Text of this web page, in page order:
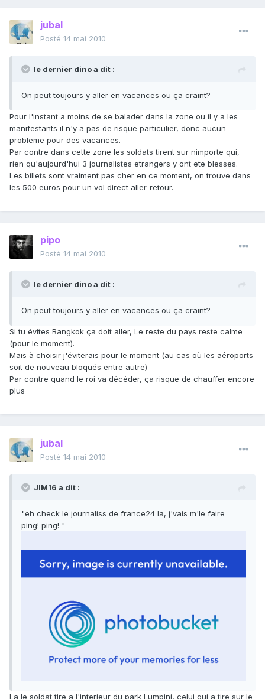
jubal
Posté 14 mai 2010
le dernier dino a dit :
On peut toujours y aller en vacances ou ça craint?
Pour l'instant a moins de se balader dans la zone ou il y a les
manifestants il n'y a pas de risque particulier, donc aucun
probleme pour des vacances.
Par contre dans cette zone les soldats tirent sur nimporte qui,
rien qu'aujourd'hui 3 journalistes etrangers y ont ete blesses.
Les billets sont vraiment pas cher en ce moment, on trouve dans
les 500 euros pour un vol direct aller-retour.
pipo
Posté 14 mai 2010
le dernier dino a dit :
On peut toujours y aller en vacances ou ça craint?
Si tu évites Bangkok ça doit aller, Le reste du pays reste calme
(pour le moment).
Mais à choisir j'éviterais pour le moment (au cas où les aéroports
soit de nouveau bloqués entre autre)
Par contre quand le roi va décéder, ça risque de chauffer encore
plus
jubal
Posté 14 mai 2010
JIM16 a dit :
"eh check le journaliss de france24 la, j'vais m'le faire
ping! ping! "
La le soldat tire a l'interieur du park Lumpini, celui qui a tire sur le